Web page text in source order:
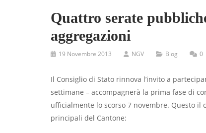
Quattro serate
aggregazioni
19 Novembre 2013 NGV Blog 0
Il Consiglio di Stato rinnova l’invito a
settimane – accompagnerà la prima fase di
ufficialmente lo scorso 7 novembre. Questo
principali del Cantone: